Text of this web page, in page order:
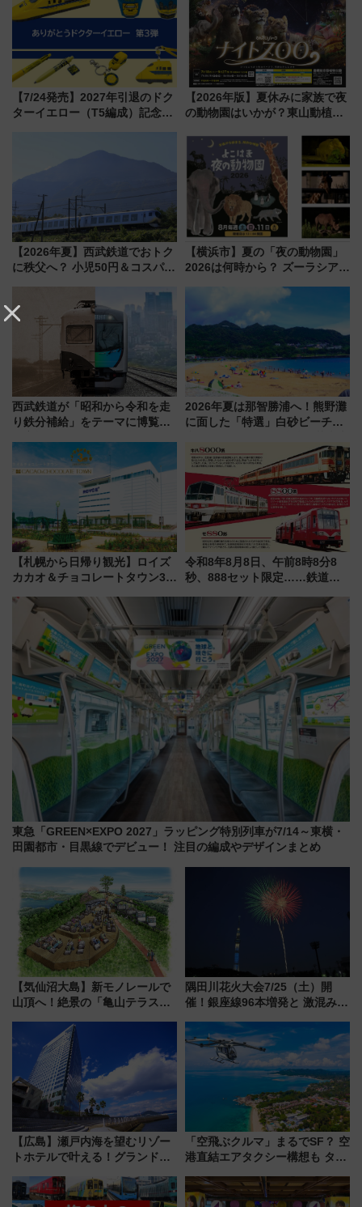
【7/24発売】2027年引退のドク
ターイエロー（T5編成）記念グ
【2026年版】夏休みに家族で夜
の動物園はいかが？東山動植物
ZOO」開催情報
【2026年夏】西武鉄道でおトク
に秩父へ？ 小児50円＆コスパ最
族旅行！ 深夜の正丸トンネル探
検や特急ラビューも
【横浜市】夏の「夜の動物園」
2026は何時から？ ズーラシア・
見どころ、限定イベントを徹底
解説！
西武鉄道が「昭和から令和を走
り鉄分補給」をテーマに博覧会
14日から 新車両「トキイロ」体
験ブースも アクセスや申込方法
2026年夏は那智勝浦へ！熊野灘
に面した「特選」白砂ビーチは
会」は8月11日開催！
【札幌から日帰り観光】ロイズ
カカオ＆チョコレートタウン3周
詰め放題を開催、ロイズタウン
駅からのアクセスも
令和8年8月8日、午前8時8分8
秒、888セット限定……鉄道各
たち
東急「GREEN×EXPO 2027」ラッピング特別列車が7/14～東横・
田園都市・目黒線でデビュー！ 注目の編成やデザインまとめ
【気仙沼大島】新モノレールで
山頂へ！絶景の「亀山テラス
暇村のお得な日帰りプランも登
場
隅田川花火大会7/25（土）開
催！銀座線96本増発と 激混みの
アクセス攻略法、2万発の花火が
都心の夜に！
【広島】瀬戸内海を望むリゾー
トホテルで叶える！グランドプ
ディング＆カジュアルパーティ
ープラン
「空飛ぶクルマ」まるでSF？ 空
港直結エアタクシー構想も タイ